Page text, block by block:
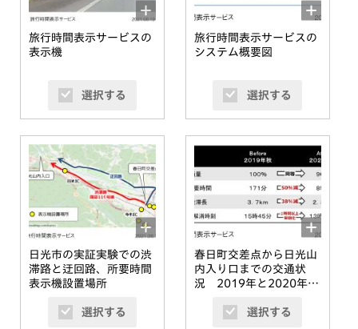
旅行時間表示サービスの
表示機
選択する
旅行時間表示サービスの
システム概要図
選択する
日光市の実証実験での渋
滞路と迂回路、所要時間
表示機設置場所
選択する
春日町交差点から日光山
内入り口までの交通状
況 2019年と2020年の
選択する